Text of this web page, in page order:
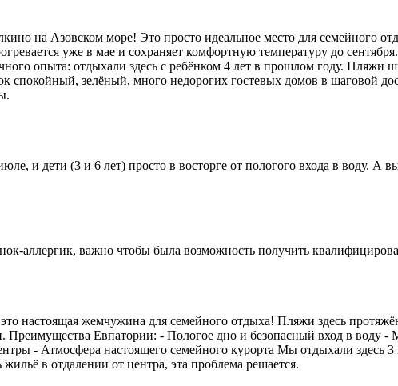
на Азовском море! Это просто идеальное место для семейного
уже в мае и сохраняет комфортную температуру до
опыта: отдыхали здесь с ребёнком 4 лет в прошлом году.
спокойный, зелёный, много недорогих гостевых домов в шаговой
и дети (3 и 6 лет) просто в восторге от пологого входа в воду. А
аллергик, важно чтобы была возможность получить
настоящая жемчужина для семейного отдыха! Пляжи здесь
Евпатории: - Пологое дно и безопасный вход в воду -
- Атмосфера настоящего семейного курорта Мы отдыхали здесь
в отдалении от центра, эта проблема решается.